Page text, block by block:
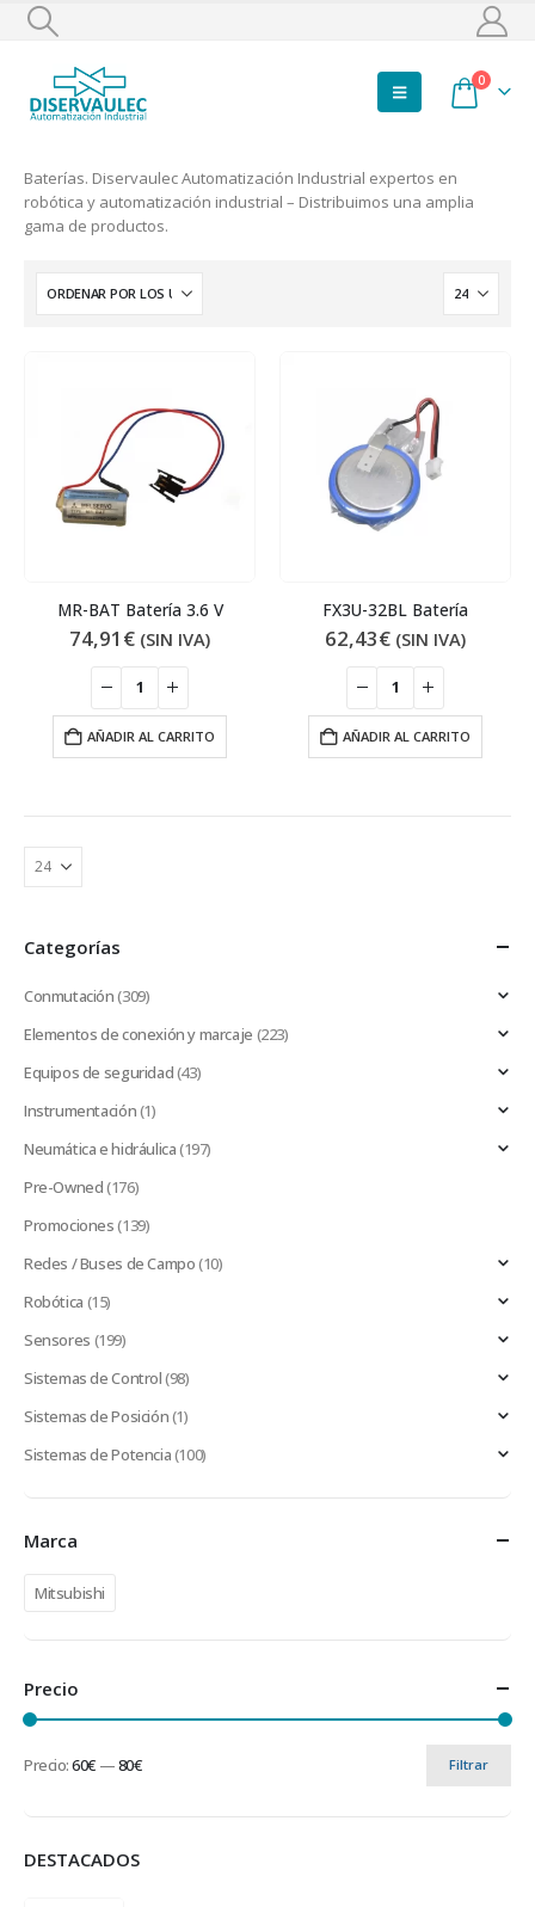
0
Baterías. Diservaulec Automatización Industrial expertos en
robótica y automatización industrial – Distribuimos una amplia
gama de productos.
MR-BAT Batería 3.6 V
74,91 € (SIN IVA)
AÑADIR AL CARRITO
FX3U-32BL Batería
62,43€ (SIN IVA)
AÑADIR AL CARRITO
Categorías
Conmutación(309)
Elementos de conexión y marcaje (223)
Equipos de seguridad(43)
Instrumentación(1)
Neumática e hidráulica(197)
Pre-Owned(176)
Promociones(139)
Redes / Buses de Campo(10)
Robótica (15)
Sensores (199)
Sistemas de Control(98)
Sistemas de Posición(1)
Sistemas de Potencia(100)
Marca
Mitsubishi
Precio
Filtrar
Precio:60€ —80€
DESTACADOS